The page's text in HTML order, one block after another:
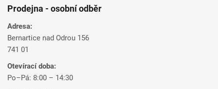
Prodejna - osobní odběr
Adresa:
Bernartice nad Odrou 156
741 01
Otevírací doba:
Po–Pá: 8:00 – 14:30